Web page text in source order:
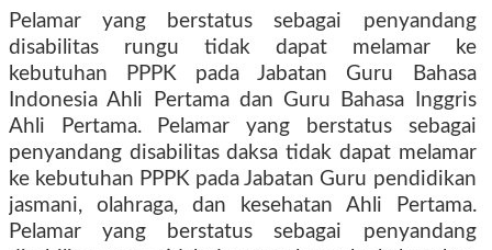
Pelamar yang berstatus sebagai penyandang
disabilitas rungu tidak dapat melamar ke
kebutuhan PPPK pada Jabatan Guru Bahasa
Indonesia Ahli Pertama dan Guru Bahasa Inggris
Ahli Pertama. Pelamar yang berstatus sebagai
penyandang disabilitas daksa tidak dapat melamar
ke kebutuhan PPPK pada Jabatan Guru pendidikan
jasmani, olahraga, dan kesehatan Ahli Pertama.
Pelamar yang berstatus sebagai penyandang